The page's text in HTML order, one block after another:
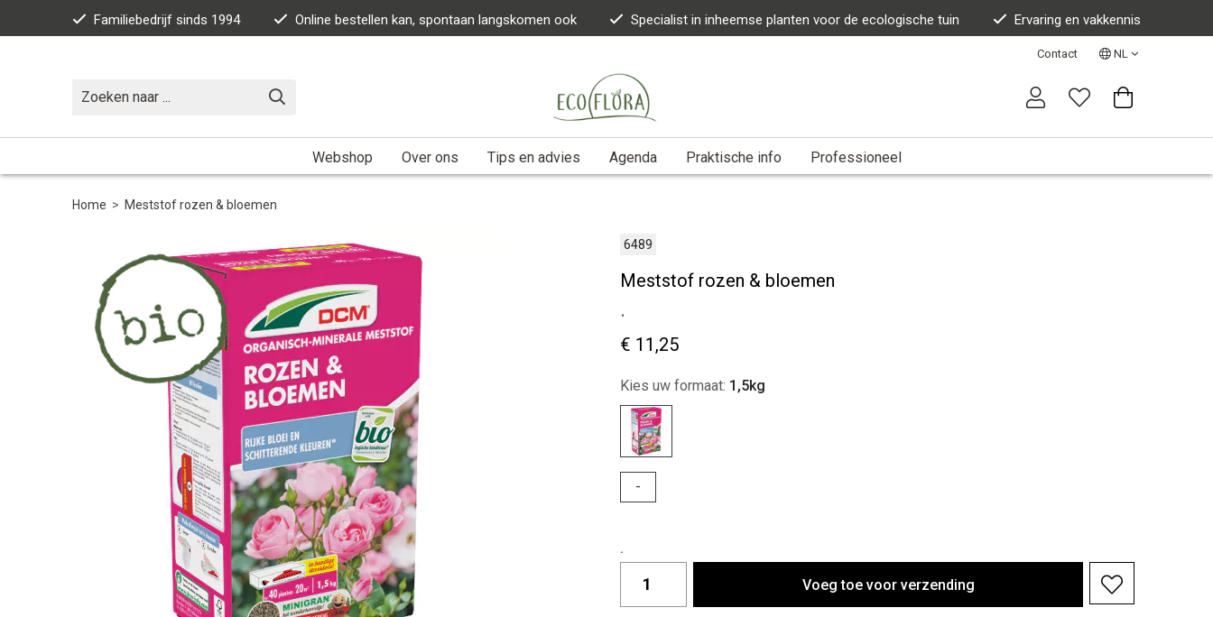
Familiebedrijf sinds 1994 Online bestellen kan, spontaan langskomen ook Specialist in inheemse planten voor de ecologische tuin Ervaring en vakkennis
Contact NL
Webshop Over ons Tips en advies Agenda Praktische info Professioneel
Home > Meststof rozen & bloemen
6489
Meststof rozen & bloemen
.
€ 11,25
Kies uw formaat: 1,5kg
-
.
Voeg toe voor verzending